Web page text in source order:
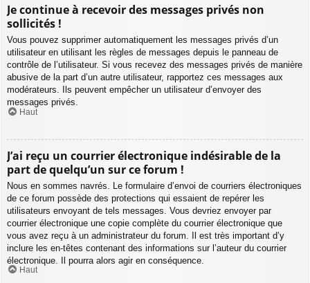
Je continue à recevoir des messages privés non
sollicités !
Vous pouvez supprimer automatiquement les messages privés d’un
utilisateur en utilisant les règles de messages depuis le panneau de
contrôle de l’utilisateur. Si vous recevez des messages privés de manière
abusive de la part d’un autre utilisateur, rapportez ces messages aux
modérateurs. Ils peuvent empêcher un utilisateur d’envoyer des
messages privés.
Haut
J’ai reçu un courrier électronique indésirable de la
part de quelqu’un sur ce forum !
Nous en sommes navrés. Le formulaire d’envoi de courriers électroniques
de ce forum possède des protections qui essaient de repérer les
utilisateurs envoyant de tels messages. Vous devriez envoyer par
courrier électronique une copie complète du courrier électronique que
vous avez reçu à un administrateur du forum. Il est très important d’y
inclure les en-têtes contenant des informations sur l’auteur du courrier
électronique. Il pourra alors agir en conséquence.
Haut